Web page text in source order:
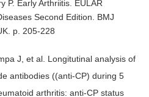
P. Early Arthriitis. EULAR
Second Edition. BMJ
p. 205-228
J, et al. Longitutinal analysis of
antibodies ((anti-CP) during 5
arthritis: anti-CP status